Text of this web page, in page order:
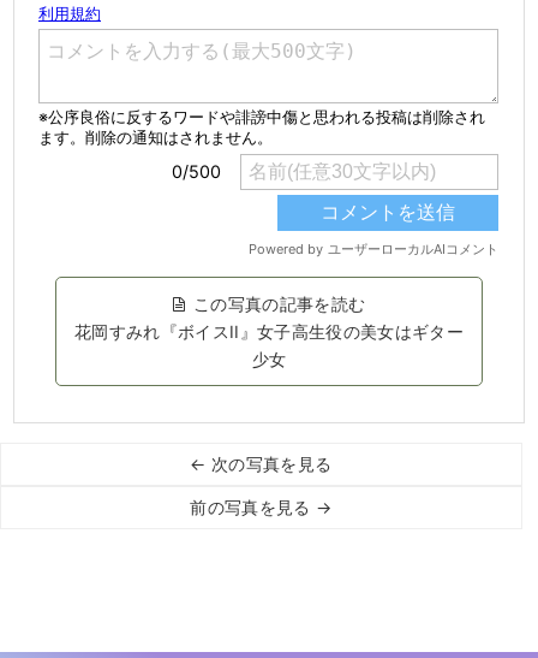
この写真の記事を読む
花岡すみれ『ボイスII』女子高生役の美女はギター
少女
← 次の写真を見る
前の写真を見る →